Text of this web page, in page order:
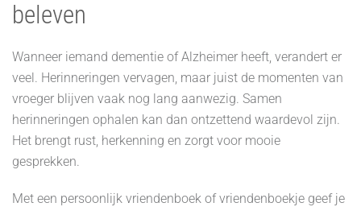
beleven
Wanneer iemand dementie of Alzheimer heeft, verandert er
veel. Herinneringen vervagen, maar juist de momenten van
vroeger blijven vaak nog lang aanwezig. Samen
herinneringen ophalen kan dan ontzettend waardevol zijn.
Het brengt rust, herkenning en zorgt voor mooie
gesprekken.
Met een persoonlijk vriendenboek of vriendenboekje geef je